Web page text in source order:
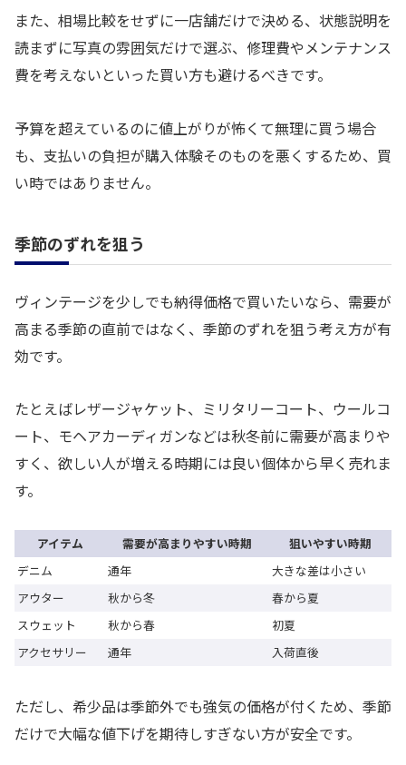
また、相場比較をせずに一店舗だけで決める、状態説明を
読まずに写真の雰囲気だけで選ぶ、修理費やメンテナンス
費を考えないといった買い方も避けるべきです。
予算を超えているのに値上がりが怖くて無理に買う場合
も、支払いの負担が購入体験そのものを悪くするため、買
い時ではありません。
季節のずれを狙う
ヴィンテージを少しでも納得価格で買いたいなら、需要が
高まる季節の直前ではなく、季節のずれを狙う考え方が有
効です。
たとえばレザージャケット、ミリタリーコート、ウールコ
ート、モヘアカーディガンなどは秋冬前に需要が高まりや
すく、欲しい人が増える時期には良い個体から早く売れま
す。
アイテム 需要が高まりやすい時期
狙いやすい時期
デニム
通年
大きな差は小さい
アウター
秋から冬
春から夏
スウェット
秋から春
初夏
アクセサリー
通年 入荷直後
ただし、希少品は季節外でも強気の価格が付くため、季節
だけで大幅な値下げを期待しすぎない方が安全です。